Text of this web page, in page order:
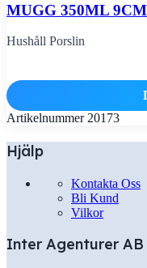
MUGG 350ML
Hushåll Porslin
Artikelnummer 20173
Hjälp
Kontakta Oss
Bli Kund
Vilkor
Inter Agenturer AB